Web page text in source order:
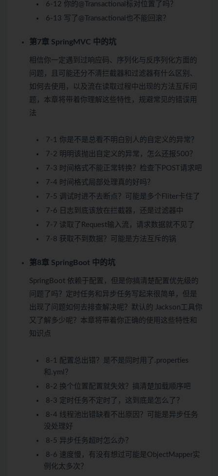
6-12 你的@Transactional标对位置了吗？
6-13 写了@Transactional也不能回滚？
第7章 SpringMVC 中的坑
相信你一定遇到过响应码、序列化与反序列化方面的
问题，且可能还分不清拦截器和过滤器有什么区别、
如何去使用，以及流在读取过程中出现的方法互斥问
题，本章将带着你理解这些特性，规避常见的错误用
法
7-1 你是不是总看不明白别人的自定义的异常？
7-2 明明该抛出自定义的异常，怎么还报500？
7-3 时间格式不能正常转换？检查下POST请求吧
7-4 时间格式局部处理真的好吗？
7-5 调试时进不去断点？可能是多个Fliter卡住了
7-6 日志到底该放在拦截器，还是过滤器中
7-7 读取了Request输入流，请求数据就不见了
7-8 获取不到数据？可能是方法互斥的锅
第8章 SpringBoot 中的坑
SpringBoot 依赖于配置，但是你搞清楚配置优先级的
问题了吗？定时任务和异步任务写起来很简单，但是
出现了问题如何去排查解决呢？默认的 Jackson工具你
又了解多少呢？本章将带着你正确的使用这些特性和
知识点
8-1 配置总出错？是不是同时用了.properties
和.yml？
8-2 换个位置配置就失效？搞清楚加载顺序吧
8-3 定时任务不定时了，这到底是怎么了？
8-4 线程池出错缺看不出原因？可能是异步任务
没处理好
8-5 异步任务超时怎么办？
8-6 速度慢，有没有想过可能是ObjectMapper实
例化太多次？